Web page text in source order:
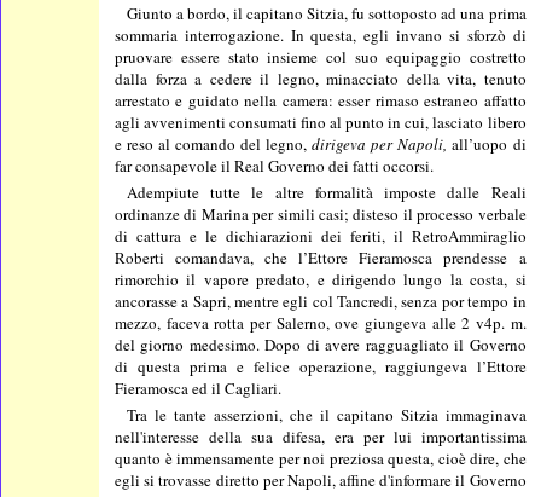
Giunto a bordo, il capitano Sitzia, fu sottoposto ad una prima
sommaria interrogazione. In questa, egli invano si sforzò di
pruovare essere stato insieme col suo equipaggio costretto
dalla forza a cedere il legno, minacciato della vita, tenuto
arrestato e guidato nella camera: esser rimaso estraneo affatto
agli avvenimenti consumati fino al punto in cui, lasciato libero
e reso al comando del legno,dirigeva per Napoli, all’uopo di
far consapevole il Real Governo dei fatti occorsi.
Adempiute tutte le altre formalità imposte dalle Reali
ordinanze di Marina per simili casi; disteso il processo verbale
di cattura e le dichiarazioni dei feriti, il RetroAmmiraglio
Roberti comandava, che l’Ettore Fieramosca prendesse a
rimorchio il vapore predato, e dirigendo lungo la costa, si
ancorasse a Sapri, mentre egli col Tancredi, senza por tempo in
mezzo, faceva rotta per Salerno, ove giungeva alle 2 v4p. m.
del giorno medesimo. Dopo di avere ragguagliato il Governo
di questa prima e felice operazione, raggiungeva l’Ettore
Fieramosca ed il Cagliari.
Tra le tante asserzioni, che il capitano Sitzia immaginava
nell'interesse della sua difesa, era per lui importantissima
quanto è immensamente per noi preziosa questa, cioè dire, che
egli si trovasse diretto per Napoli, affine d'informare il Governo